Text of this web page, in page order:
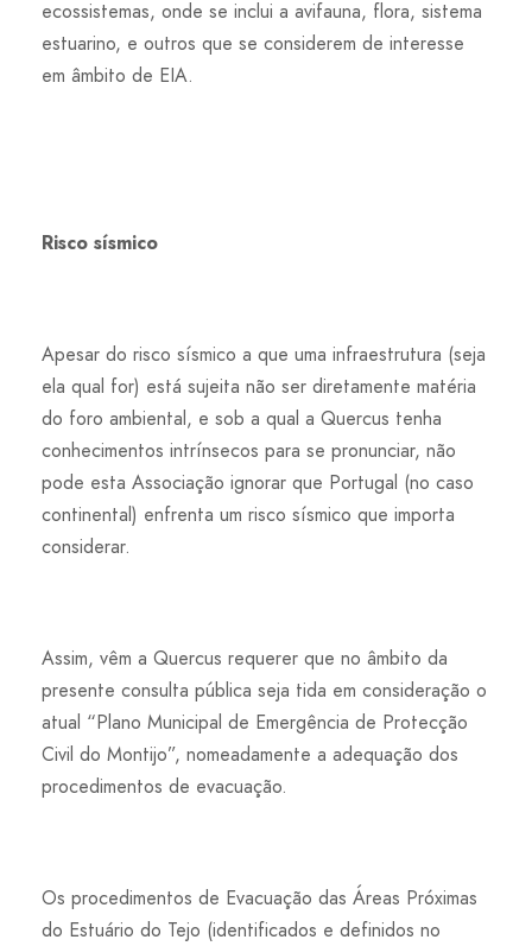
ecossistemas, onde se inclui a avifauna, flora, sistema
estuarino, e outros que se considerem de interesse
em âmbito de EIA.
Risco sísmico
Apesar do risco sísmico a que uma infraestrutura (seja
ela qual for) está sujeita não ser diretamente matéria
do foro ambiental, e sob a qual a Quercus tenha
conhecimentos intrínsecos para se pronunciar, não
pode esta Associação ignorar que Portugal (no caso
continental) enfrenta um risco sísmico que importa
considerar.
Assim, vêm a Quercus requerer que no âmbito da
presente consulta pública seja tida em consideração o
atual “Plano Municipal de Emergência de Protecção
Civil do Montijo”, nomeadamente a adequação dos
procedimentos de evacuação.
Os procedimentos de Evacuação das Áreas Próximas
do Estuário do Tejo (identificados e definidos no